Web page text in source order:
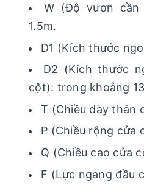
W (Độ vươn
1.5m.
D1 (Kích thước
D2 (Kích thước
cột): trong khoảng
T (Chiều dày thân
P (Chiều rộng cửa
Q (Chiều cao cửa
F (Lực ngang đầu